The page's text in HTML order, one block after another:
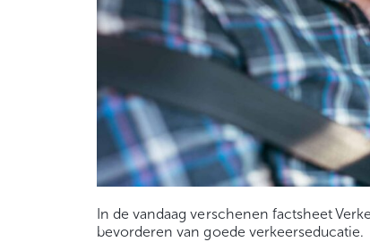
In de vandaag verschenen factsheet
bevorderen van goede verkeerseducatie.